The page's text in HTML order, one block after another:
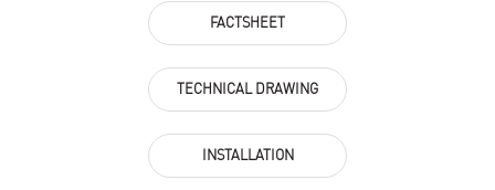
FACTSHEET
TECHNICAL DRAWING
INSTALLATION